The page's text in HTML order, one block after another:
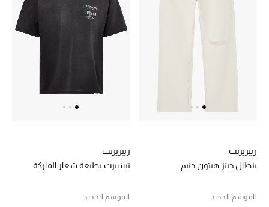
تعكس توتيمي فن الأناقة السهلة بقطع أساسية راقية
مصممة لتدوم وتتجاوز صيحات الموسم
ريبريزنت
بنطال جينز هيتون دنيم
الموسم الجديد
ريبريزنت
تيشيرت بطبعة شعار الماركة
الموسم الجديد